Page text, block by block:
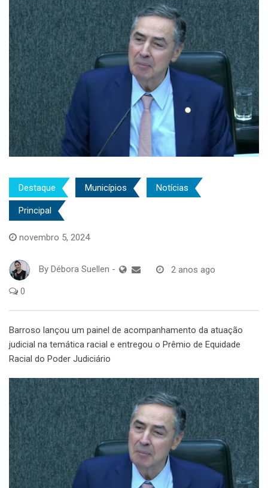
Destaque Municípios Notícias
Principal
novembro 5, 2024
By Débora Suellen - 2 anos ago
0
Barroso lançou um painel de acompanhamento da atuação
judicial na temática racial e entregou o Prêmio de Equidade
Racial do Poder Judiciário